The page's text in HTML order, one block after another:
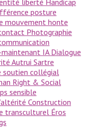
posture
mouvement honte
Photographie
IA Dialogue
Autrui Sartre
soutien collégial
Right & Social
sensible
Construction
transculturel Éros